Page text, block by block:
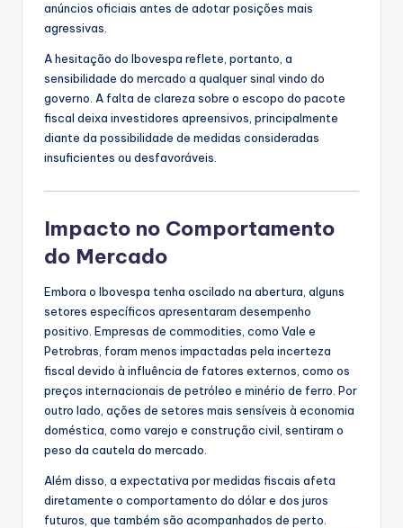
anúncios oficiais antes de adotar posições mais
agressivas.
A hesitação do Ibovespa reflete, portanto, a
sensibilidade do mercado a qualquer sinal vindo do
governo. A falta de clareza sobre o escopo do pacote
fiscal deixa investidores apreensivos, principalmente
diante da possibilidade de medidas consideradas
insuficientes ou desfavoráveis.
Impacto no Comportamento
do Mercado
Embora o Ibovespa tenha oscilado na abertura, alguns
setores específicos apresentaram desempenho
positivo. Empresas de commodities, como Vale e
Petrobras, foram menos impactadas pela incerteza
fiscal devido à influência de fatores externos, como os
preços internacionais de petróleo e minério de ferro. Por
outro lado, ações de setores mais sensíveis à economia
doméstica, como varejo e construção civil, sentiram o
peso da cautela do mercado.
Além disso, a expectativa por medidas fiscais afeta
diretamente o comportamento do dólar e dos juros
futuros, que também são acompanhados de perto.